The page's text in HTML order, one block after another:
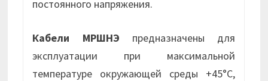
постоянного напряжения.
Кабели МРШНЭ предназначены для
эксплуатации при максимальной
температуре окружающей среды +45°С,